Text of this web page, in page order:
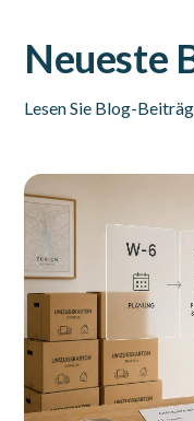
Neueste
Lesen Sie Blog-